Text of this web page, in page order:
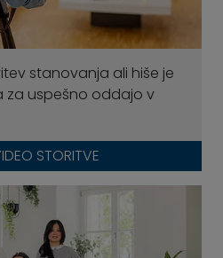
stanovanja ali hiše je
uspešno oddajo v
STORITVE